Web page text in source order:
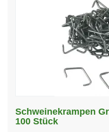
Schweinekrampen
100 Stück